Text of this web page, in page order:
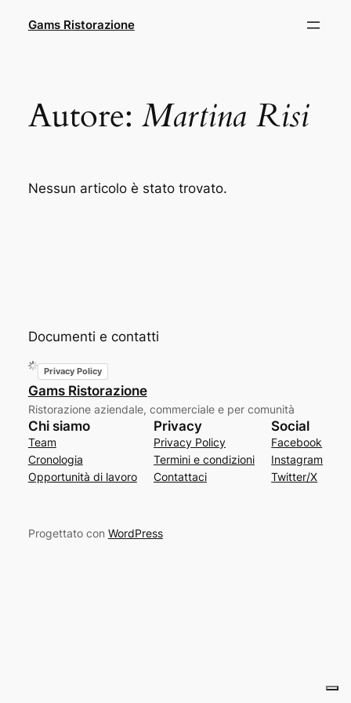
Gams Ristorazione
Autore: Martina Risi
Nessun articolo è stato trovato.
Documenti e contatti
Privacy Policy
Gams Ristorazione
Ristorazione aziendale, commerciale e per comunità
Chi siamo
Team
Cronologia
Opportunità di lavoro
Privacy
Privacy Policy
Termini e condizioni
Contattaci
Social
Facebook
Instagram
Twitter/X
Progettato con WordPress